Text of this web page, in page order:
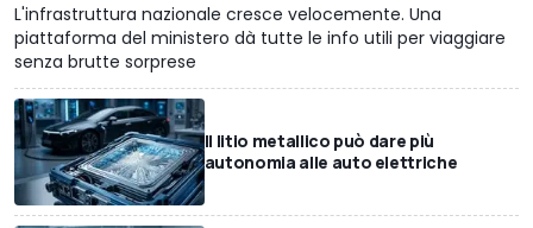
L'infrastruttura nazionale cresce velocemente. Una
piattaforma del ministero dà tutte le info utili per viaggiare
senza brutte sorprese
Il litio metallico può dare più
autonomia alle auto elettriche